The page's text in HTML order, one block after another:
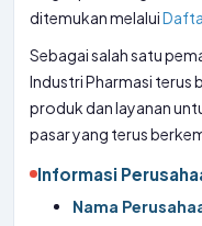
ditemukan melalui
Sebagai salah satu
Industri Pharmasi terus
produk dan layanan
pasar yang terus
Informasi
Nama